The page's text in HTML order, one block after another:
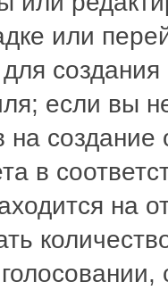
или
если вы
в
на